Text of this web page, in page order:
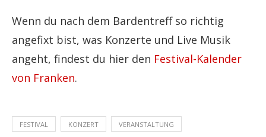
Wenn du nach dem Bardentreff so richtig
angefixt bist, was Konzerte und Live Musik
angeht, findest du hier den Festival-Kalender
von Franken.
FESTIVAL KONZERT VERANSTALTUNG